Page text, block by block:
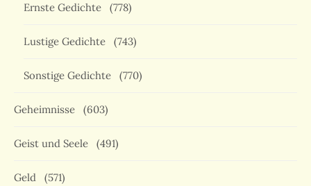
Ernste Gedichte (778)
Lustige Gedichte (743)
Sonstige Gedichte (770)
Geheimnisse (603)
Geist und Seele (491)
Geld (571)